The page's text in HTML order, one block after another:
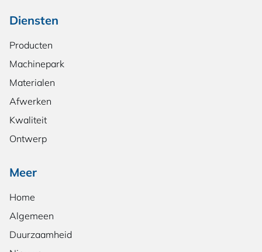
Diensten
Producten
Machinepark
Materialen
Afwerken
Kwaliteit
Ontwerp
Meer
Home
Algemeen
Duurzaamheid